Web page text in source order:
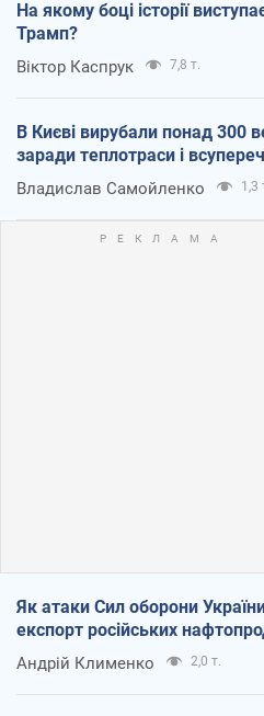
На якому боці історії
Трамп?
Віктор Каспрук 7,8 т.
В Києві вирубали понад 300
заради теплотраси і
Владислав Самойленко 1,3
Як атаки Сил оборони
експорт російських
Андрій Клименко 2,0 т.